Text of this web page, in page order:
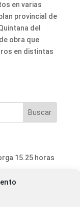
en varias
provincial de
del
obra que
en distintas
15.25 horas
horas 7 de